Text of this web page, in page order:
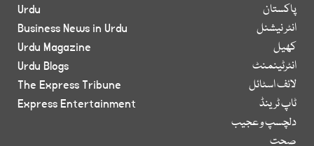
پاکستان
انٹر نیشنل
کھیل
انٹرٹینمنٹ
لائف اسٹائل
ٹاپ ٹرینڈ
دلچسپ و عجیب
صحت
Urdu
Business News in Urdu
Urdu Magazine
Urdu Blogs
The Express Tribune
Express Entertainment